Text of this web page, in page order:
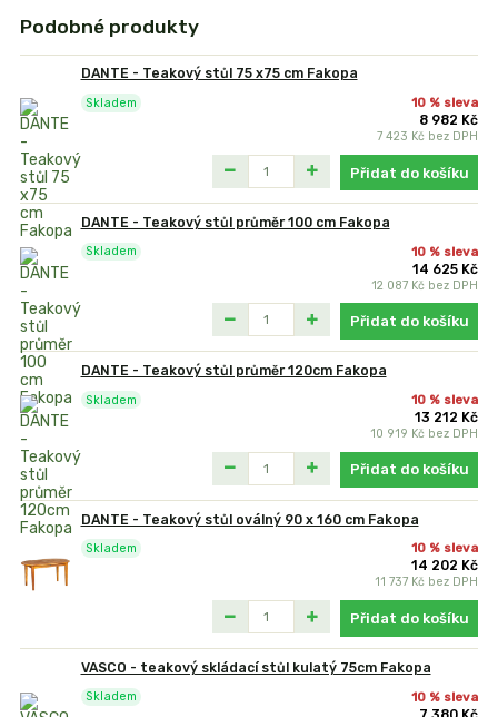
Podobné produkty
DANTE - Teakový stůl 75 x75 cm Fakopa
10 % sleva
8 982 Kč
7 423 Kč bez DPH
Skladem
Přidat do košíku
DANTE - Teakový stůl průměr 100 cm Fakopa
10 % sleva
14 625 Kč
12 087 Kč bez DPH
Skladem
Přidat do košíku
DANTE - Teakový stůl průměr 120cm Fakopa
10 % sleva
13 212 Kč
10 919 Kč bez DPH
Skladem
Přidat do košíku
DANTE - Teakový stůl oválný 90 x 160 cm Fakopa
10 % sleva
14 202 Kč
11 737 Kč bez DPH
Skladem
Přidat do košíku
VASCO - teakový skládací stůl kulatý 75cm Fakopa
10 % sleva
Skladem